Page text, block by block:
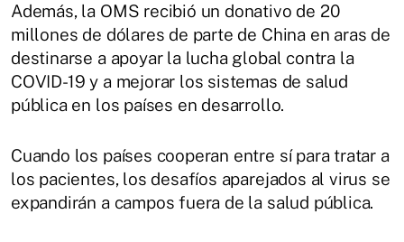
Además, la OMS recibió un donativo de 20
millones de dólares de parte de China en aras de
destinarse a apoyar la lucha global contra la
COVID-19 y a mejorar los sistemas de salud
pública en los países en desarrollo.
Cuando los países cooperan entre sí para tratar a
los pacientes, los desafíos aparejados al virus se
expandirán a campos fuera de la salud pública.